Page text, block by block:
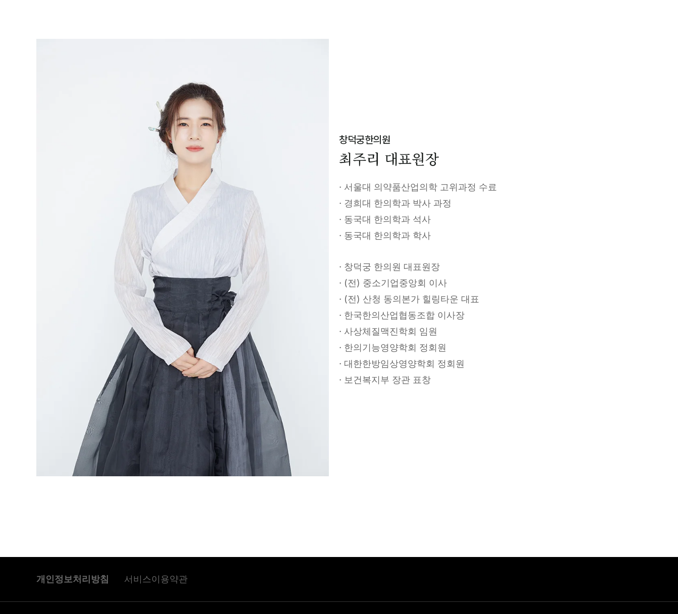
창덕궁한의원
최주리 대표원장
· 서울대 의약품산업의학 고위과정 수료
· 경희대 한의학과 박사 과정
· 동국대 한의학과 석사
· 동국대 한의학과 학사
· 창덕궁 한의원 대표원장
· (전) 중소기업중앙회 이사
· (전) 산청 동의본가 힐링타운 대표
· 한국한의산업협동조합 이사장
· 사상체질맥진학회 임원
· 한의기능영양학회 정회원
· 대한한방임상영양학회 정회원
· 보건복지부 장관 표창
개인정보처리방침 서비스이용약관